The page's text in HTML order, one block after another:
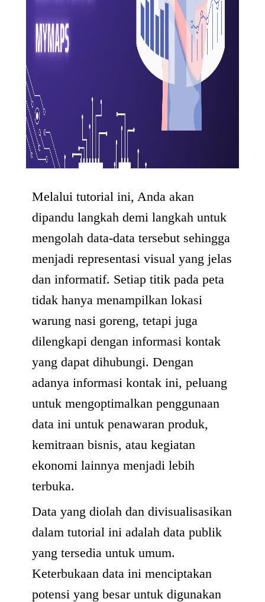
Melalui tutorial ini, Anda akan
dipandu langkah demi langkah untuk
mengolah data-data tersebut sehingga
menjadi representasi visual yang jelas
dan informatif. Setiap titik pada peta
tidak hanya menampilkan lokasi
warung nasi goreng, tetapi juga
dilengkapi dengan informasi kontak
yang dapat dihubungi. Dengan
adanya informasi kontak ini, peluang
untuk mengoptimalkan penggunaan
data ini untuk penawaran produk,
kemitraan bisnis, atau kegiatan
ekonomi lainnya menjadi lebih
terbuka.
Data yang diolah dan divisualisasikan
dalam tutorial ini adalah data publik
yang tersedia untuk umum.
Keterbukaan data ini menciptakan
potensi yang besar untuk digunakan